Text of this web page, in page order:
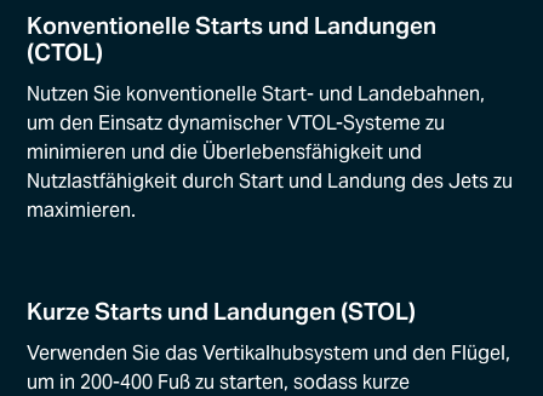
Konventionelle Starts und Landungen
(CTOL)
Nutzen Sie konventionelle Start- und Landebahnen,
um den Einsatz dynamischer VTOL-Systeme zu
minimieren und die Überlebensfähigkeit und
Nutzlastfähigkeit durch Start und Landung des Jets zu
maximieren.
Kurze Starts und Landungen (STOL)
Verwenden Sie das Vertikalhubsystem und den Flügel,
um in 200-400 Fuß zu starten, sodass kurze